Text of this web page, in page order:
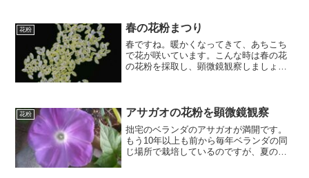
花粉 春の花粉まつり
春ですね。暖かくなってきて、あちこち
で花が咲いています。こんな時は春の花
の花粉を採取し、顕微鏡観察しましょ
から光を当て、まずは反射...
花粉 アサガオの花粉を顕微鏡観察
拙宅のベランダのアサガオが満開です。
もう10年以上も前から毎年ベランダの同
じ場所で栽培しているのですが、夏のベ